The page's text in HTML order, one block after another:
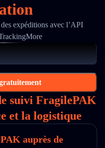
expéditions avec l’API
suivi FragilePAK
et la logistique
auprès de